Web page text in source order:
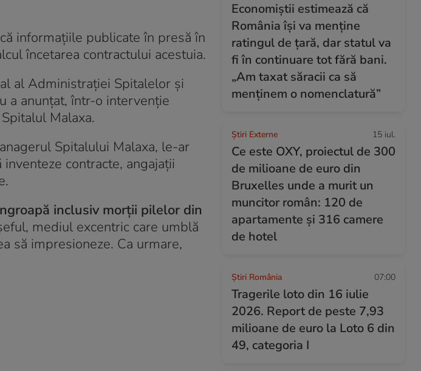
informațiile publicate în presă în
încetarea contractului acestuia.
al Administrației Spitalelor și
a anunțat, într-o intervenție
Malaxa.
Spitalului Malaxa, le-ar
contracte, angajații
inclusiv morții pilelor din
mediul excentric care umblă
să impresioneze. Ca urmare,
Economiștii estimează că
România își va menține
ratingul de țară, dar statul va
fi în continuare tot fără bani.
„Am taxat săracii ca să
menținem o nomenclatură”
Știri Externe 15 iul.
Ce este OXY, proiectul de 300
de milioane de euro din
Bruxelles unde a murit un
muncitor român: 120 de
apartamente și 316 camere
de hotel
Știri România 07:00
Tragerile loto din 16 iulie
2026. Report de peste 7,93
milioane de euro la Loto 6 din
49, categoria I